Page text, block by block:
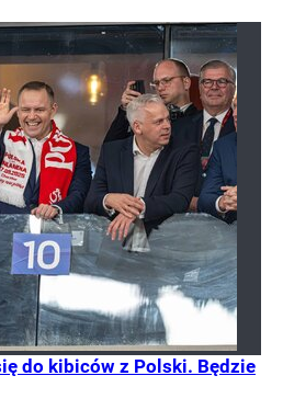
do kibiców z Polski. Będzie